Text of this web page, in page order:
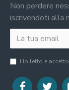
Non perdere
iscrivendoti alla
Ho letto e accetto